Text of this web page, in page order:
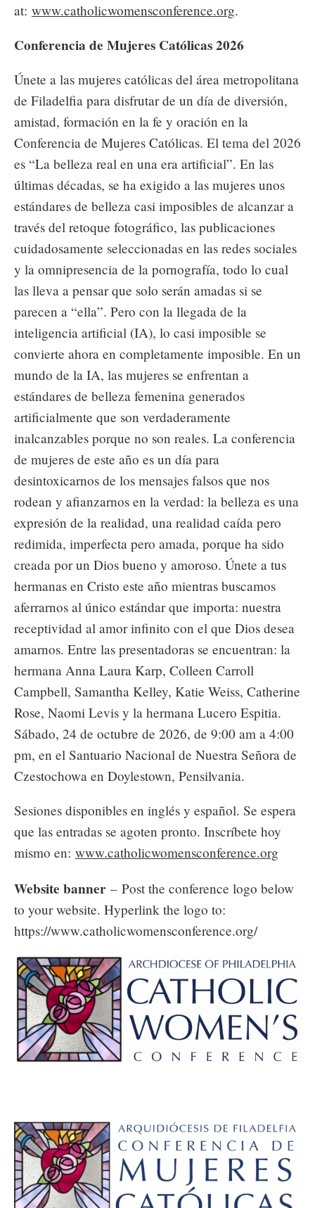
at: www.catholicwomensconference.org.
Conferencia de Mujeres Católicas 2026
Únete a las mujeres católicas del área metropolitana
de Filadelfia para disfrutar de un día de diversión,
amistad, formación en la fe y oración en la
Conferencia de Mujeres Católicas. El tema del 2026
es “La belleza real en una era artificial”. En las
últimas décadas, se ha exigido a las mujeres unos
estándares de belleza casi imposibles de alcanzar a
través del retoque fotográfico, las publicaciones
cuidadosamente seleccionadas en las redes sociales
y la omnipresencia de la pornografía, todo lo cual
las lleva a pensar que solo serán amadas si se
parecen a “ella”. Pero con la llegada de la
inteligencia artificial (IA), lo casi imposible se
convierte ahora en completamente imposible. En un
mundo de la IA, las mujeres se enfrentan a
estándares de belleza femenina generados
artificialmente que son verdaderamente
inalcanzables porque no son reales. La conferencia
de mujeres de este año es un día para
desintoxicarnos de los mensajes falsos que nos
rodean y afianzarnos en la verdad: la belleza es una
expresión de la realidad, una realidad caída pero
redimida, imperfecta pero amada, porque ha sido
creada por un Dios bueno y amoroso. Únete a tus
hermanas en Cristo este año mientras buscamos
aferrarnos al único estándar que importa: nuestra
receptividad al amor infinito con el que Dios desea
amarnos. Entre las presentadoras se encuentran: la
hermana Anna Laura Karp, Colleen Carroll
Campbell, Samantha Kelley, Katie Weiss, Catherine
Rose, Naomi Levis y la hermana Lucero Espitia.
Sábado, 24 de octubre de 2026, de 9:00 am a 4:00
pm, en el Santuario Nacional de Nuestra Señora de
Czestochowa en Doylestown, Pensilvania.
Sesiones disponibles en inglés y español. Se espera
que las entradas se agoten pronto. Inscríbete hoy
mismo en: www.catholicwomensconference.org
Website banner – Post the conference logo below
to your website. Hyperlink the logo to:
https://www.catholicwomensconference.org/